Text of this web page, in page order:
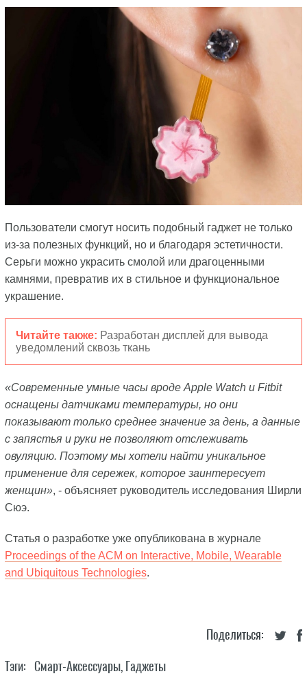
Пользователи смогут носить подобный гаджет не только
из-за полезных функций, но и благодаря эстетичности.
Серьги можно украсить смолой или драгоценными
камнями, превратив их в стильное и функциональное
украшение.
Читайте также: Разработан дисплей для вывода
уведомлений сквозь ткань
«Современные умные часы вроде Apple Watch и Fitbit
оснащены датчиками температуры, но они
показывают только среднее значение за день, а данные
с запястья и руки не позволяют отслеживать
овуляцию. Поэтому мы хотели найти уникальное
применение для сережек, которое заинтересует
женщин», - объясняет руководитель исследования Ширли
Сюэ.
Статья о разработке уже опубликована в журнале
Proceedings of the ACM on Interactive, Mobile, Wearable
and Ubiquitous Technologies.
Поделиться:
Тэги: Смарт-Аксессуары, Гаджеты